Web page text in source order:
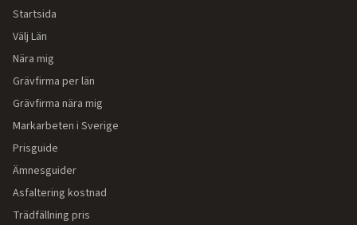
Startsida
Välj Län
Nära mig
Grävfirma per län
Grävfirma nära mig
Markarbeten i Sverige
Prisguide
Ämnesguider
Asfaltering kostnad
Trädfällning pris